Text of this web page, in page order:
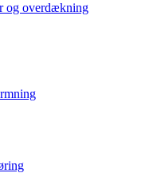
og overdækning